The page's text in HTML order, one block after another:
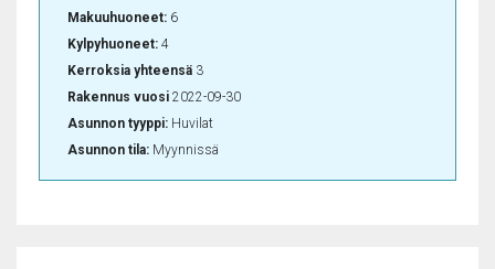
Makuuhuoneet: 6
Kylpyhuoneet: 4
Kerroksia yhteensä 3
Rakennus vuosi 2022-09-30
Asunnon tyyppi: Huvilat
Asunnon tila: Myynnissä